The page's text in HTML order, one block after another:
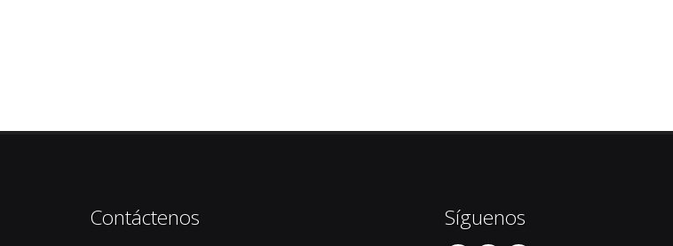
Contáctenos Síguenos